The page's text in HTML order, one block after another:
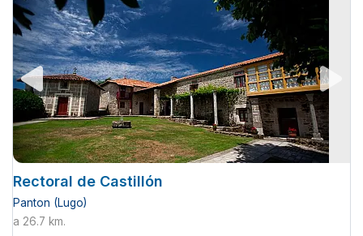
Rectoral de Castillón
Panton (Lugo)
a 26.7 km.